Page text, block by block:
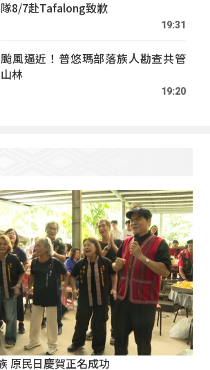
隊8/7赴Tafalong致歉
19:31
颱風逼近！普悠瑪部落族人勘查共管
山林
19:20
原民日慶賀正名成功